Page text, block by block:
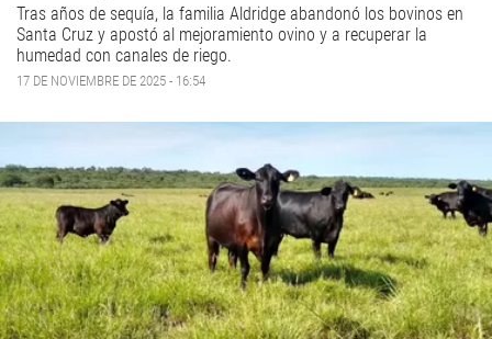
Tras años de sequía, la familia Aldridge abandonó los bovinos en
Santa Cruz y apostó al mejoramiento ovino y a recuperar la
humedad con canales de riego.
17 DE NOVIEMBRE DE 2025 - 16:54